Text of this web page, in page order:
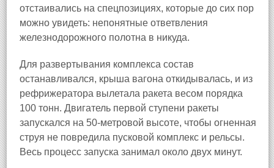
отстаивались на спецпозициях, которые до сих пор
можно увидеть: непонятные ответвления
железнодорожного полотна в никуда.
Для развертывания комплекса состав
останавливался, крыша вагона откидывалась, и из
рефрижератора вылетала ракета весом порядка
100 тонн. Двигатель первой ступени ракеты
запускался на 50-метровой высоте, чтобы огненная
струя не повредила пусковой комплекс и рельсы.
Весь процесс запуска занимал около двух минут.